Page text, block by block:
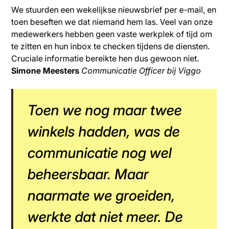
We stuurden een wekelijkse nieuwsbrief per e-mail, en
toen beseften we dat niemand hem las. Veel van onze
medewerkers hebben geen vaste werkplek of tijd om
te zitten en hun inbox te checken tijdens de diensten.
Cruciale informatie bereikte hen dus gewoon niet.
Simone Meesters Communicatie Officer bij Viggo
Toen we nog maar twee
winkels hadden, was de
communicatie nog wel
beheersbaar. Maar
naarmate we groeiden,
werkte dat niet meer. De